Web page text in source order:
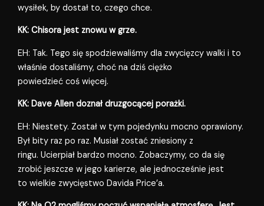
wysiłek, by dostał to, czego chce.
KK: Chisora jest znowu w grze.
EH: Tak. Tego się spodziewaliśmy dla zwycięzcy walki i to
właśnie dostaliśmy, choć na dziś ciężko
powiedzieć coś więcej.
KK: Dave Allen doznał druzgocącej porażki.
EH: Niestety. Został w tym pojedynku mocno oprawiony.
Był bity raz po raz. Musiał zostać zniesiony z
ringu. Ucierpiał bardzo mocno. Zobaczymy, co da się
zrobić jeszcze w jego karierze, ale jednocześnie jest
to wielkie zwycięstwo Davida Price’a.